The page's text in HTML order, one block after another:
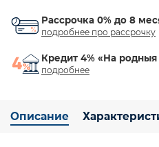
Рассрочка 0% до 8
подробнее про рассрочку
Кредит 4% «На родныя
подробнее
Описание